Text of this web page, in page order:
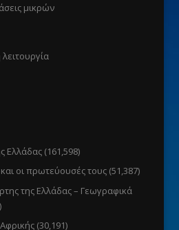
μικρών
Ελλάδας (161,598)
οι πρωτεύουσές τους (51,387)
της Ελλάδας – Γεωγραφικά
(30,191)